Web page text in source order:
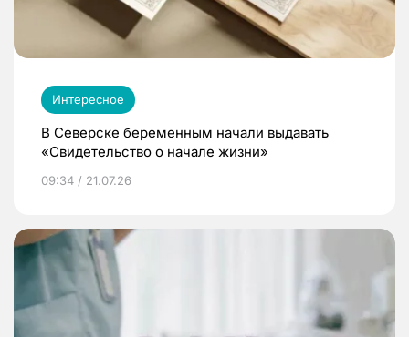
Интересное
В Северске беременным начали выдавать
«Свидетельство о начале жизни»
09:34 / 21.07.26